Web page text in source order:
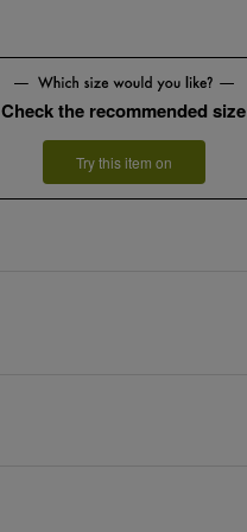
Check the recommended size
Try this item on